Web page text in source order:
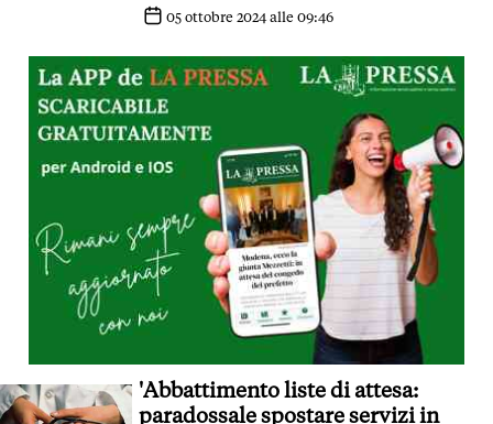
05 ottobre 2024 alle 09:46
'Abbattimento liste di attesa:
paradossale spostare servizi in